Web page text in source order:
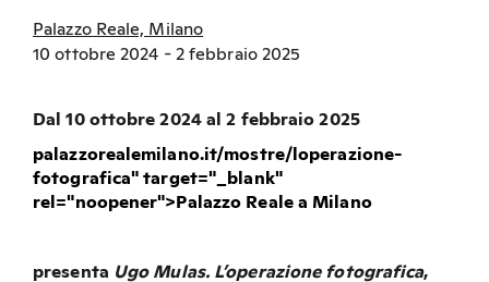
Palazzo Reale, Milano
10 ottobre 2024 - 2 febbraio 2025
Dal 10 ottobre 2024 al 2 febbraio 2025
palazzorealemilano.it/mostre/loperazione-
fotografica" target="_blank"
rel="noopener">Palazzo Reale a Milano
presenta Ugo Mulas. L’operazione fotografica,